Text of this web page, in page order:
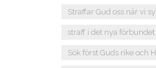
Straffar Gud oss när vi
straff i det nya förbundet
Sök först Guds rike och